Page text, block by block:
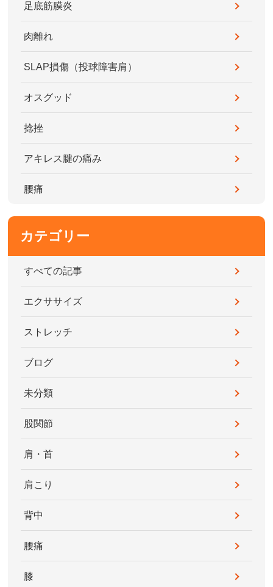
足底筋膜炎
肉離れ
SLAP損傷（投球障害肩）
オスグッド
捻挫
アキレス腱の痛み
腰痛
カテゴリー
すべての記事
エクササイズ
ストレッチ
ブログ
未分類
股関節
肩・首
肩こり
背中
腰痛
膝